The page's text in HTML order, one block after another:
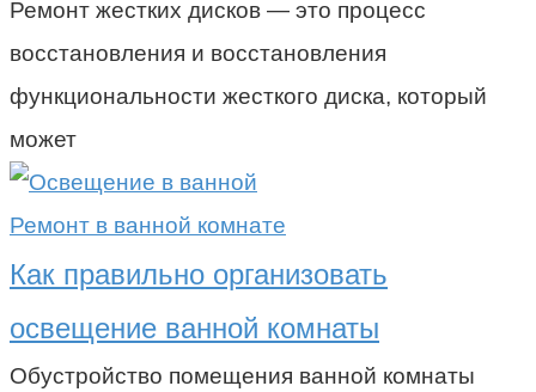
Ремонт жестких дисков — это процесс
восстановления и восстановления
функциональности жесткого диска, который
может
Ремонт в ванной комнате
Как правильно организовать
освещение ванной комнаты
Обустройство помещения ванной комнаты